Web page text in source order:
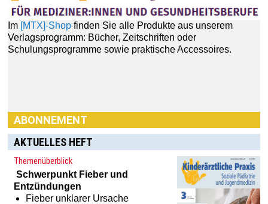
AKTUELLES HEFT
Themenüberblick
Schwerpunkt Fieber und
Entzündungen
Fieber unklarer Ursache